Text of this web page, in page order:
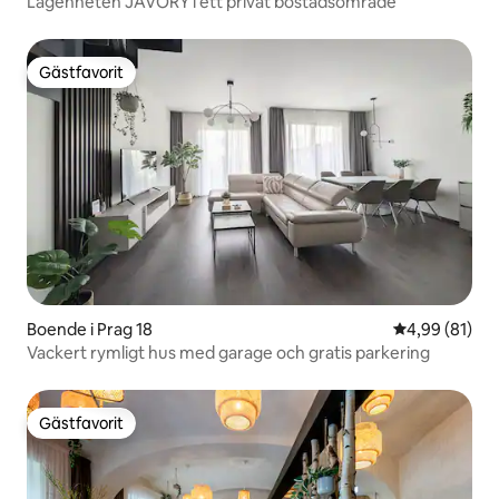
Gästfavorit
Gästfavorit
Boende i Prag 18 4,99 av 5 i
4,99 (81)
Vackert rymligt hus med garage och gratis parkering
Gästfavorit
Gästfavorit